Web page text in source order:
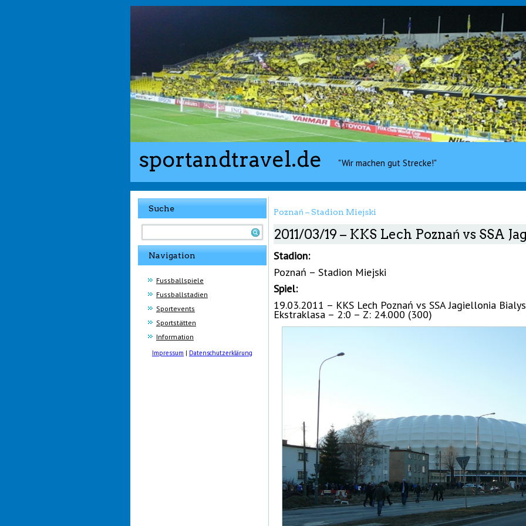
sportandtravel.de "Wir machen gut Strecke!"
Suche
Navigation
Fussballspiele
Fussballstadien
Sportevents
Sportstätten
Information
Impressum | Datenschutzerklärung
Poznań – Stadion Miejski
2011/03/19 – KKS Lech Poznań vs SSA
Stadion:
Poznań – Stadion Miejski
Spiel:
19.03.2011 – KKS Lech Poznań vs SSA Jagiellonia
Ekstraklasa – 2:0 – Z: 24.000 (300)